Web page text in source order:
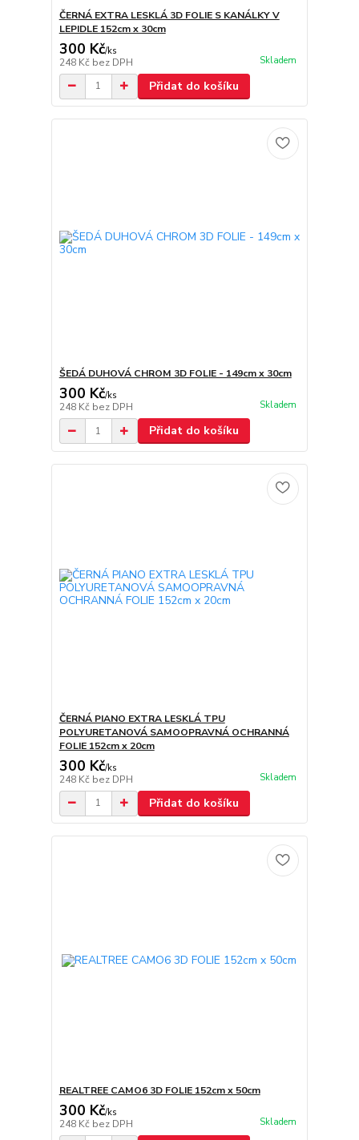
ČERNÁ EXTRA LESKLÁ 3D FOLIE S KANÁLKY V
LEPIDLE 152cm x 30cm
300 Kč/ks
248 Kč bez DPH Skladem
Přidat do košíku
ŠEDÁ DUHOVÁ CHROM 3D FOLIE - 149cm x 30cm
300 Kč/ks
248 Kč bez DPH Skladem
Přidat do košíku
ČERNÁ PIANO EXTRA LESKLÁ TPU
POLYURETANOVÁ SAMOOPRAVNÁ OCHRANNÁ
FOLIE 152cm x 20cm
300 Kč/ks
248 Kč bez DPH Skladem
Přidat do košíku
REALTREE CAMO6 3D FOLIE 152cm x 50cm
300 Kč/ks
248 Kč bez DPH Skladem